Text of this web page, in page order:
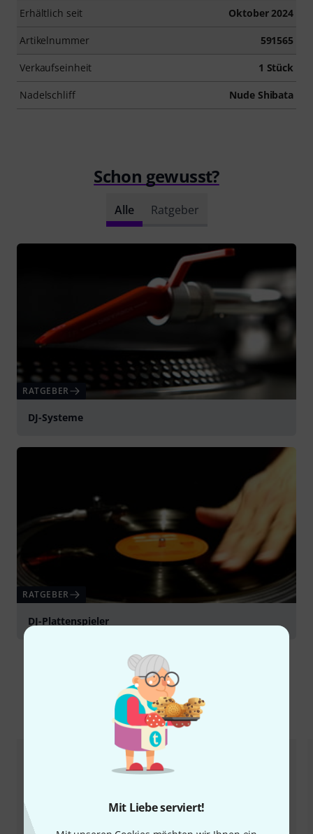
Mit Liebe serviert!
Erhältlich seit Oktober 2024
Artikelnummer 591565
Verkaufseinheit 1 Stück
Nadelschliff Nude Shibata
Schon gewusst?
Alle Ratgeber
RATGEBER
DJ-Systeme
RATGEBER
DJ-Plattenspieler
Alternativen vergleichen